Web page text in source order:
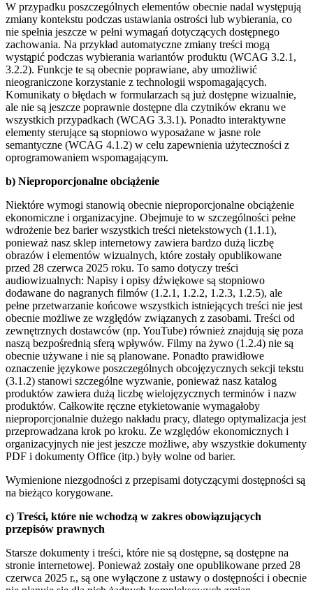
W przypadku poszczególnych elementów obecnie nadal występują
zmiany kontekstu podczas ustawiania ostrości lub wybierania, co
nie spełnia jeszcze w pełni wymagań dotyczących dostępnego
zachowania. Na przykład automatyczne zmiany treści mogą
wystąpić podczas wybierania wariantów produktu (WCAG 3.2.1,
3.2.2). Funkcje te są obecnie poprawiane, aby umożliwić
nieograniczone korzystanie z technologii wspomagających.
Komunikaty o błędach w formularzach są już dostępne wizualnie,
ale nie są jeszcze poprawnie dostępne dla czytników ekranu we
wszystkich przypadkach (WCAG 3.3.1). Ponadto interaktywne
elementy sterujące są stopniowo wyposażane w jasne role
semantyczne (WCAG 4.1.2) w celu zapewnienia użyteczności z
oprogramowaniem wspomagającym.
b) Nieproporcjonalne obciążenie
Niektóre wymogi stanowią obecnie nieproporcjonalne obciążenie
ekonomiczne i organizacyjne. Obejmuje to w szczególności pełne
wdrożenie bez barier wszystkich treści nietekstowych (1.1.1),
ponieważ nasz sklep internetowy zawiera bardzo dużą liczbę
obrazów i elementów wizualnych, które zostały opublikowane
przed 28 czerwca 2025 roku. To samo dotyczy treści
audiowizualnych: Napisy i opisy dźwiękowe są stopniowo
dodawane do nagranych filmów (1.2.1, 1.2.2, 1.2.3, 1.2.5), ale
pełne przetwarzanie końcowe wszystkich istniejących treści nie jest
obecnie możliwe ze względów związanych z zasobami. Treści od
zewnętrznych dostawców (np. YouTube) również znajdują się poza
naszą bezpośrednią sferą wpływów. Filmy na żywo (1.2.4) nie są
obecnie używane i nie są planowane. Ponadto prawidłowe
oznaczenie językowe poszczególnych obcojęzycznych sekcji tekstu
(3.1.2) stanowi szczególne wyzwanie, ponieważ nasz katalog
produktów zawiera dużą liczbę wielojęzycznych terminów i nazw
produktów. Całkowite ręczne etykietowanie wymagałoby
nieproporcjonalnie dużego nakładu pracy, dlatego optymalizacja jest
przeprowadzana krok po kroku. Ze względów ekonomicznych i
organizacyjnych nie jest jeszcze możliwe, aby wszystkie dokumenty
PDF i dokumenty Office (itp.) były wolne od barier.
Wymienione niezgodności z przepisami dotyczącymi dostępności są
na bieżąco korygowane.
c) Treści, które nie wchodzą w zakres obowiązujących
przepisów prawnych
Starsze dokumenty i treści, które nie są dostępne, są dostępne na
stronie internetowej. Ponieważ zostały one opublikowane przed 28
czerwca 2025 r., są one wyłączone z ustawy o dostępności i obecnie